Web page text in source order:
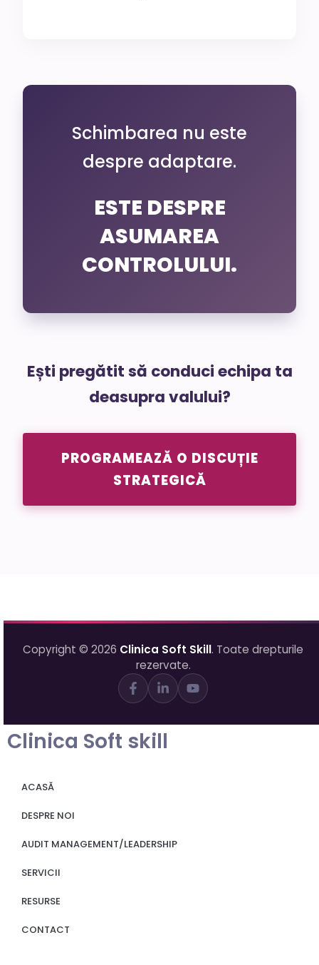
Schimbarea nu este
despre adaptare.
ESTE DESPRE
ASUMAREA
CONTROLULUI.
Ești pregătit să conduci echipa ta
deasupra valului?
PROGRAMEAZĂ O DISCUȚIE
STRATEGICĂ
Copyright © 2026 Clinica Soft Skill. Toate drepturile
rezervate.
Clinica Soft skill
ACASĂ
DESPRE NOI
AUDIT MANAGEMENT/LEADERSHIP
SERVICII
RESURSE
CONTACT